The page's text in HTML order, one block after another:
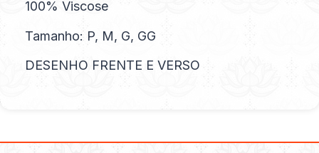
100% Viscose
Tamanho: P, M, G, GG
DESENHO FRENTE E VERSO